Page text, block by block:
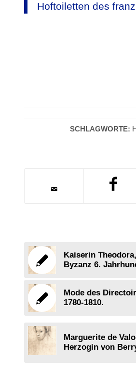
Hoftoiletten des
SCHLAGWORTE:
Kaiserin
Byzanz 6.
Mode des
1780-1810.
Marguerite de
Herzogin von